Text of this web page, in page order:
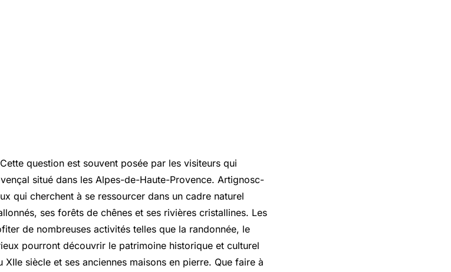
question est souvent posée par les visiteurs qui
situé dans les Alpes-de-Haute-Provence. Artignosc-
qui cherchent à se ressourcer dans un cadre naturel
ses forêts de chênes et ses rivières cristallines. Les
de nombreuses activités telles que la randonnée, le
pourront découvrir le patrimoine historique et culturel
siècle et ses anciennes maisons en pierre. Que faire à